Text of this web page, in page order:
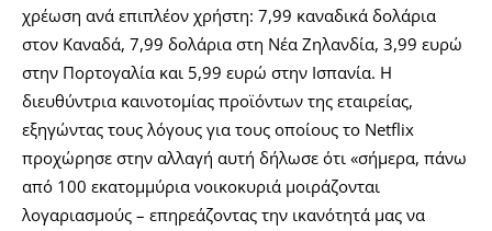
χρέωση ανά επιπλέον χρήστη: 7,99 καναδικά δολάρια
στον Καναδά, 7,99 δολάρια στη Νέα Ζηλανδία, 3,99 ευρώ
στην Πορτογαλία και 5,99 ευρώ στην Ισπανία. Η
διευθύντρια καινοτομίας προϊόντων της εταιρείας,
εξηγώντας τους λόγους για τους οποίους το Netflix
προχώρησε στην αλλαγή αυτή δήλωσε ότι «σήμερα, πάνω
από 100 εκατομμύρια νοικοκυριά μοιράζονται
λογαριασμούς – επηρεάζοντας την ικανότητά μας να